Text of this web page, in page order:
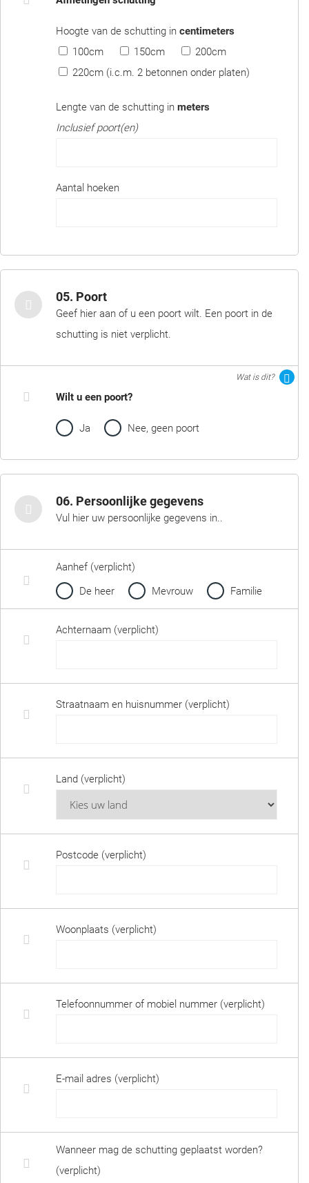
Hoogte van de schutting in centimeters
100cm
150cm
200cm
220cm (i.c.m. 2 betonnen onder platen)
Lengte van de schutting in meters
Inclusief poort(en)
Aantal hoeken
05. Poort
Geef hier aan of u een poort wilt. Een poort in de
schutting is niet verplicht.
Wat is dit?
Wilt u een poort?
Ja Nee, geen poort
06. Persoonlijke gegevens
Vul hier uw persoonlijke gegevens in..
Aanhef (verplicht)
De heer
Mevrouw Familie
Achternaam (verplicht)
Straatnaam en huisnummer (verplicht)
Land (verplicht)
Postcode (verplicht)
Woonplaats (verplicht)
Telefoonnummer of mobiel nummer (verplicht)
E-mail adres (verplicht)
Wanneer mag de schutting geplaatst worden?
(verplicht)